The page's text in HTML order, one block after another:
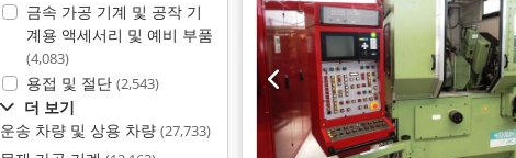
금속 가공 기계 및 공작 기
계용 액세서리 및 예비 부품
(4,083)
용접 및 절단 (2,543)
더 보기
운송 차량 및 상용 차량 (27,733)